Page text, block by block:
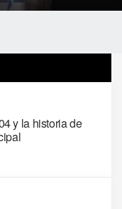
y la historia de